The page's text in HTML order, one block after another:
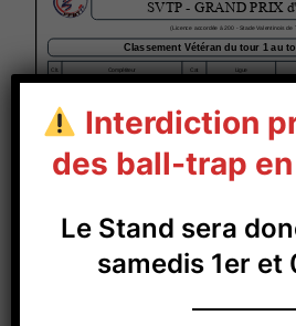
Interdiction
des ball-trap
Le Stand sera
samedis 1er et